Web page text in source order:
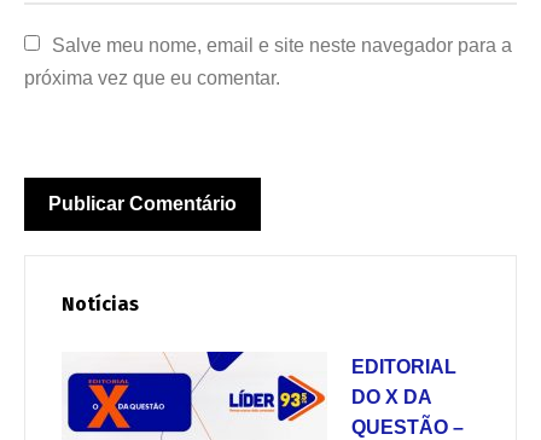
Salve meu nome, email e site neste navegador para a
próxima vez que eu comentar.
Notícias
EDITORIAL
DO X DA
QUESTÃO –